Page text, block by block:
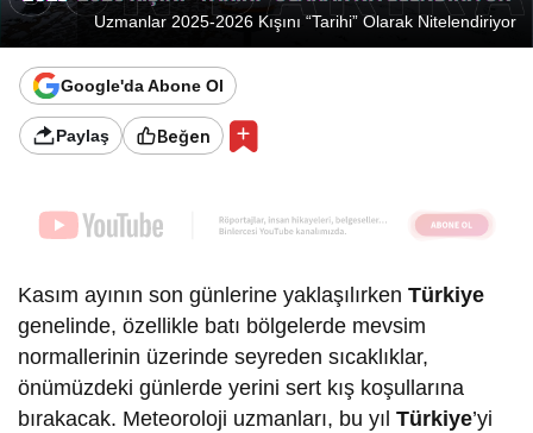
Uzmanlar 2025-2026 Kışını “Tarihi” Olarak Nitelendiriyor
Google'da Abone Ol
Paylaş Beğen
Kasım ayının son günlerine yaklaşılırkenTürkiye
genelinde, özellikle batı bölgelerde mevsim
normallerinin üzerinde seyreden sıcaklıklar,
önümüzdeki günlerde yerini sert kış koşullarına
bırakacak. Meteoroloji uzmanları, bu yılTürkiye’yi